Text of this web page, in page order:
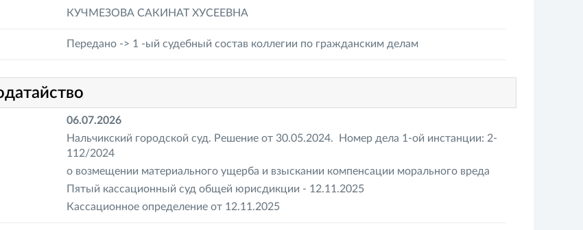
КУЧМЕЗОВА САКИНАТ ХУСЕЕВНА
Передано -> 1 -ый судебный состав коллегии по гражданским делам
06.07.2026
Нальчикский городской суд. Решение от 30.05.2024. Номер дела 1-ой инстанции: 2-
112/2024
о возмещении материального ущерба и взыскании компенсации морального вреда
Пятый кассационный суд общей юрисдикции - 12.11.2025
Кассационное определение от 12.11.2025